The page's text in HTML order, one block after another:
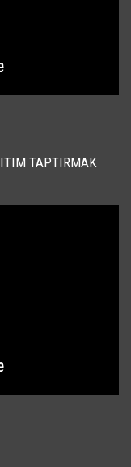
TAPTIRMAK